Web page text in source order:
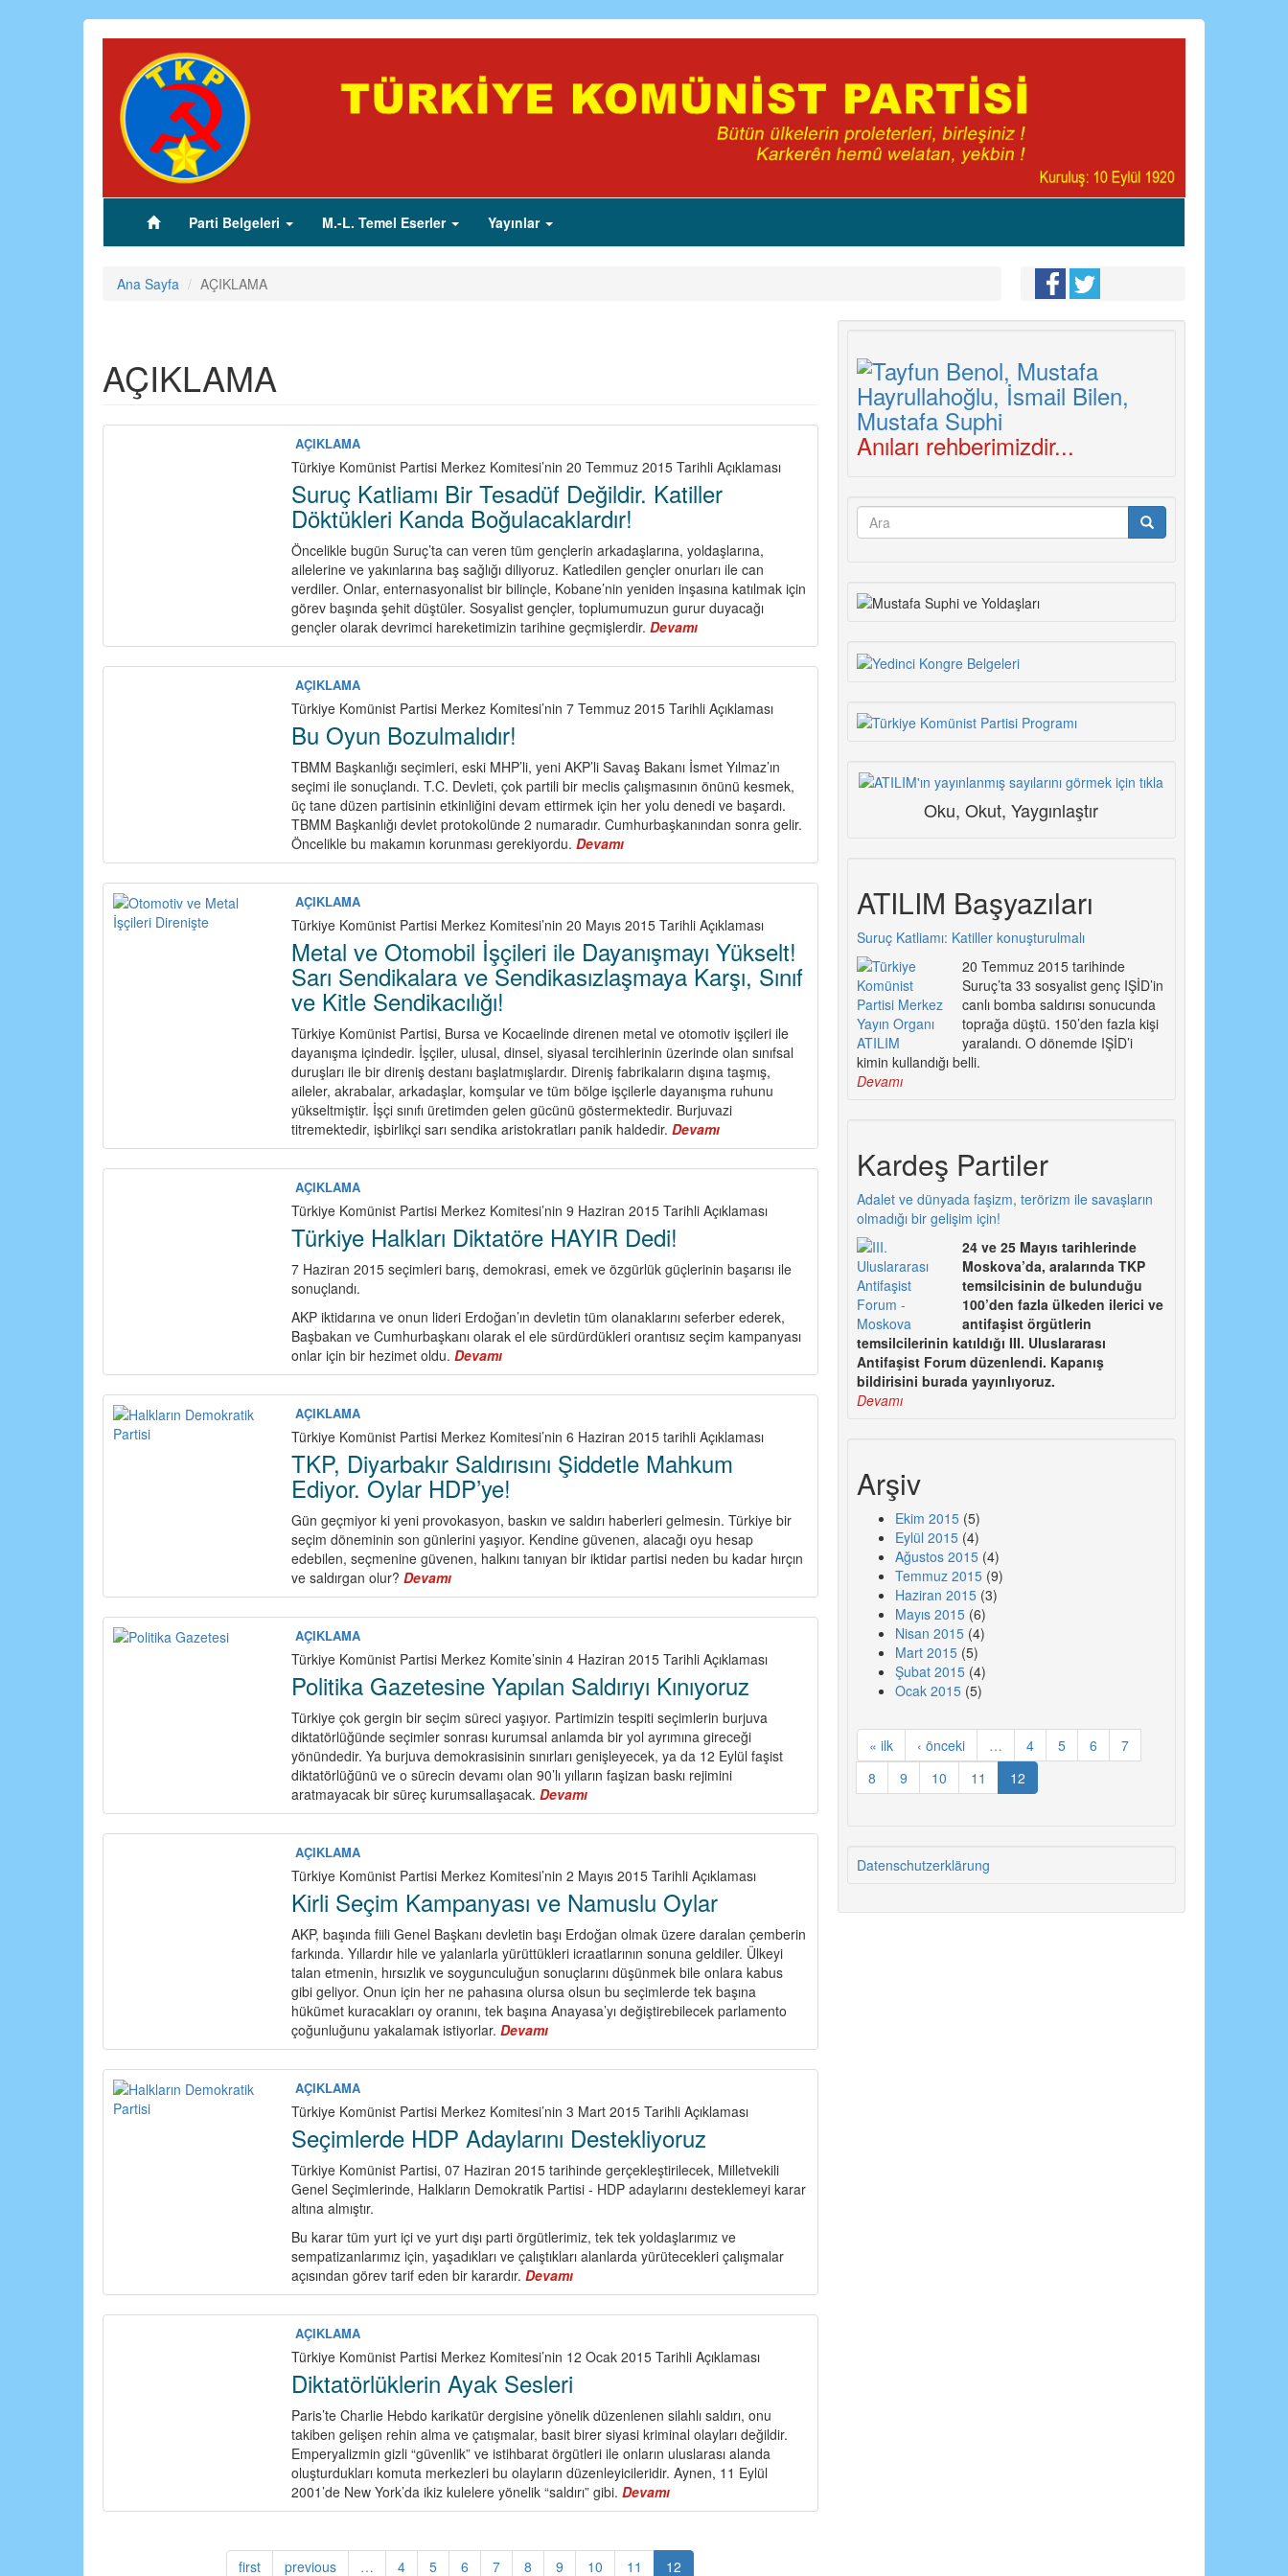
(current)Parti Belgeleri M.-L. Temel Eserler Yayınlar
Ana Sayfa AÇIKLAMA
AÇIKLAMA
AÇIKLAMA
Türkiye Komünist Partisi Merkez Komitesi’nin 20 Temmuz 2015 Tarihli Açıklaması
Suruç Katliamı Bir Tesadüf Değildir. Katiller
Döktükleri Kanda Boğulacaklardır!
Öncelikle bugün Suruç’ta can veren tüm gençlerin arkadaşlarına, yoldaşlarına,
ailelerine ve yakınlarına baş sağlığı diliyoruz. Katledilen gençler onurları ile can
verdiler. Onlar, enternasyonalist bir bilinçle, Kobane’nin yeniden inşasına katılmak için
görev başında şehit düştüler. Sosyalist gençler, toplumumuzun gurur duyacağı
gençler olarak devrimci hareketimizin tarihine geçmişlerdir.Devamı
Suruç
Katliamı
Tesadüf
Değildir.
Döktükleri
Kanda
Boğulacaklardır!
AÇIKLAMA
Türkiye Komünist Partisi Merkez Komitesi’nin 7 Temmuz 2015 Tarihli Açıklaması
Bu Oyun Bozulmalıdır!
TBMM Başkanlığı seçimleri, eski MHP’li, yeni AKP’li Savaş Bakanı İsmet Yılmaz’ın
seçimi ile sonuçlandı. T.C. Devleti, çok partili bir meclis çalışmasının önünü kesmek,
üç tane düzen partisinin etkinliğini devam ettirmek için her yolu denedi ve başardı.
TBMM Başkanlığı devlet protokolünde 2 numaradır. Cumhurbaşkanından sonra gelir.
Öncelikle bu makamın korunması gerekiyordu.Devamı
Bu
Oyun
AÇIKLAMA
Türkiye Komünist Partisi Merkez Komitesi’nin 20 Mayıs 2015 Tarihli Açıklaması
Metal ve Otomobil İşçileri ile Dayanışmayı Yükselt!
Sarı Sendikalara ve Sendikasızlaşmaya Karşı, Sınıf
ve Kitle Sendikacılığı!
Türkiye Komünist Partisi, Bursa ve Kocaelinde direnen metal ve otomotiv işçileri ile
dayanışma içindedir. İşçiler, ulusal, dinsel, siyasal tercihlerinin üzerinde olan sınıfsal
duruşları ile bir direniş destanı başlatmışlardır. Direniş fabrikaların dışına taşmış,
aileler, akrabalar, arkadaşlar, komşular ve tüm bölge işçilerle dayanışma ruhunu
yükseltmiştir. İşçi sınıfı üretimden gelen gücünü göstermektedir. Burjuvazi
titremektedir, işbirlikçi sarı sendika aristokratları panik haldedir.Devamı
Metal
ve
İşçileri
Yükselt!
Sarı
ve
Sendikasızlaşmaya
Sınıf
ve
Sendikacılığı!
AÇIKLAMA
Türkiye Komünist Partisi Merkez Komitesi’nin 9 Haziran 2015 Tarihli Açıklaması
Türkiye Halkları Diktatöre HAYIR Dedi!
7 Haziran 2015 seçimleri barış, demokrasi, emek ve özgürlük güçlerinin başarısı ile
sonuçlandı.
AKP iktidarına ve onun lideri Erdoğan’ın devletin tüm olanaklarını seferber ederek,
Başbakan ve Cumhurbaşkanı olarak el ele sürdürdükleri orantısız seçim kampanyası
onlar için bir hezimet oldu.Devamı
Türkiye
Halkları
HAYIR
AÇIKLAMA
Türkiye Komünist Partisi Merkez Komitesi’nin 6 Haziran 2015 tarihli Açıklaması
TKP, Diyarbakır Saldırısını Şiddetle Mahkum
Ediyor. Oylar HDP’ye!
Gün geçmiyor ki yeni provokasyon, baskın ve saldırı haberleri gelmesin. Türkiye bir
seçim döneminin son günlerini yaşıyor. Kendine güvenen, alacağı oyu hesap
edebilen, seçmenine güvenen, halkını tanıyan bir iktidar partisi neden bu kadar hırçın
ve saldırgan olur?Devamı
TKP,
Diyarbakır
Şiddetle
Ediyor.
Oylar
HDP’ye!
AÇIKLAMA
Türkiye Komünist Partisi Merkez Komite’sinin 4 Haziran 2015 Tarihli Açıklaması
Politika Gazetesine Yapılan Saldırıyı Kınıyoruz
Türkiye çok gergin bir seçim süreci yaşıyor. Partimizin tespiti seçimlerin burjuva
diktatörlüğünde seçimler sonrası kurumsal anlamda bir yol ayrımına gireceği
yönündedir. Ya burjuva demokrasisinin sınırları genişleyecek, ya da 12 Eylül faşist
diktatörlüğünü ve o sürecin devamı olan 90’lı yılların faşizan baskı rejimini
aratmayacak bir süreç kurumsallaşacak.Devamı
Politika
Gazetesine
Saldırıyı
Kınıyoruz
AÇIKLAMA
Türkiye Komünist Partisi Merkez Komitesi’nin 2 Mayıs 2015 Tarihli Açıklaması
Kirli Seçim Kampanyası ve Namuslu Oylar
AKP, başında fiili Genel Başkanı devletin başı Erdoğan olmak üzere daralan çemberin
farkında. Yıllardır hile ve yalanlarla yürüttükleri icraatlarının sonuna geldiler. Ülkeyi
talan etmenin, hırsızlık ve soygunculuğun sonuçlarını düşünmek bile onlara kabus
gibi geliyor. Onun için her ne pahasına olursa olsun bu seçimlerde tek başına
hükümet kuracakları oy oranını, tek başına Anayasa’yı değiştirebilecek parlamento
çoğunluğunu yakalamak istiyorlar.Devamı
Kirli
Seçim
ve
Oylar
AÇIKLAMA
Türkiye Komünist Partisi Merkez Komitesi’nin 3 Mart 2015 Tarihli Açıklaması
Seçimlerde HDP Adaylarını Destekliyoruz
Türkiye Komünist Partisi, 07 Haziran 2015 tarihinde gerçekleştirilecek, Milletvekili
Genel Seçimlerinde, Halkların Demokratik Partisi - HDP adaylarını desteklemeyi karar
altına almıştır.
Bu karar tüm yurt içi ve yurt dışı parti örgütlerimiz, tek tek yoldaşlarımız ve
sempatizanlarımız için, yaşadıkları ve çalıştıkları alanlarda yürütecekleri çalışmalar
açısından görev tarif eden bir karardır.Devamı
Seçimlerde
HDP
Destekliyoruz
AÇIKLAMA
Türkiye Komünist Partisi Merkez Komitesi’nin 12 Ocak 2015 Tarihli Açıklaması
Diktatörlüklerin Ayak Sesleri
Paris’te Charlie Hebdo karikatür dergisine yönelik düzenlenen silahlı saldırı, onu
takiben gelişen rehin alma ve çatışmalar, basit birer siyasi kriminal olayları değildir.
Emperyalizmin gizli “güvenlik” ve istihbarat örgütleri ile onların uluslarası alanda
oluşturdukları komuta merkezleri bu olayların düzenleyicileridir. Aynen, 11 Eylül
2001’de New York’da ikiz kulelere yönelik “saldırı” gibi.Devamı
Diktatörlüklerin
Sesleri
first
previous … 4 5 6 7 8 9 10 11 12
Anıları rehberimizdir...
Arama
Oku, Okut, Yaygınlaştır
ATILIM Başyazıları
Suruç Katliamı: Katiller konuşturulmalı
20 Temmuz 2015 tarihinde
Suruç’ta 33 sosyalist genç IŞİD’in
canlı bomba saldırısı sonucunda
toprağa düştü. 150’den fazla kişi
yaralandı. O dönemde IŞİD’i
kimin kullandığı belli.
Devamı
Kardeş Partiler
Adalet ve dünyada faşizm, terörizm ile savaşların
olmadığı bir gelişim için!
24 ve 25 Mayıs tarihlerinde
Moskova’da, aralarında TKP
temsilcisinin de bulunduğu
100’den fazla ülkeden ilerici ve
antifaşist örgütlerin
temsilcilerinin katıldığı III. Uluslararası
Antifaşist Forum düzenlendi. Kapanış
bildirisini burada yayınlıyoruz.
Devamı
Arşiv
Ekim 2015(5)
Eylül 2015(4)
Ağustos 2015(4)
Temmuz 2015(9)
Haziran 2015(3)
Mayıs 2015(6)
Nisan 2015(4)
Mart 2015(5)
Şubat 2015(4)
Ocak 2015(5)
« ilk ‹ önceki … 4 5 6
7
8
9 10 11 12
Datenschutzerklärung